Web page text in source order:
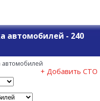
автомобилей - 240
автомобилей
+ Добавить СТО